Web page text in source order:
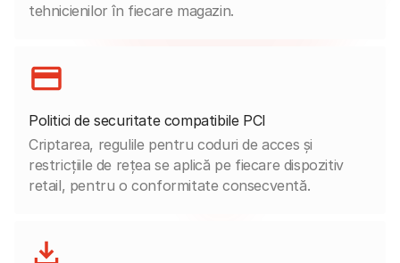
tehnicienilor în fiecare magazin.
Politici de securitate compatibile PCI
Criptarea, regulile pentru coduri de acces și
restricțiile de rețea se aplică pe fiecare dispozitiv
retail, pentru o conformitate consecventă.